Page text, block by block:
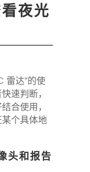
夜光
雷达”的使
速判断，
合使用，
个具体地
头和报告